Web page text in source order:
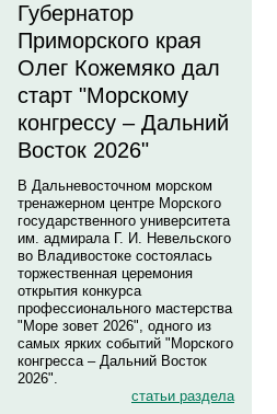
Губернатор
Приморского края
Олег Кожемяко дал
старт "Морскому
конгрессу – Дальний
Восток 2026"
В Дальневосточном морском
тренажерном центре Морского
государственного университета
им. адмирала Г. И. Невельского
во Владивостоке состоялась
торжественная церемония
открытия конкурса
профессионального мастерства
"Море зовет 2026", одного из
самых ярких событий "Морского
конгресса – Дальний Восток
2026".
статьи раздела